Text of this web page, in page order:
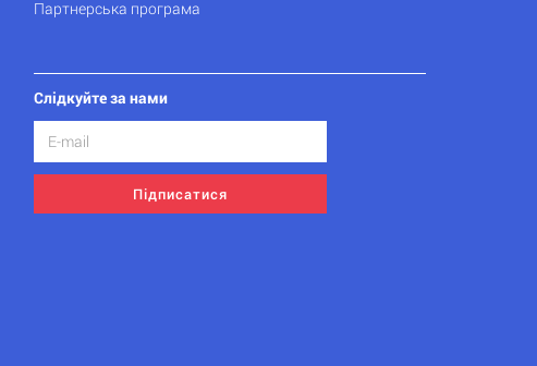
Партнерська програма
Слідкуйте за нами
Підписатися